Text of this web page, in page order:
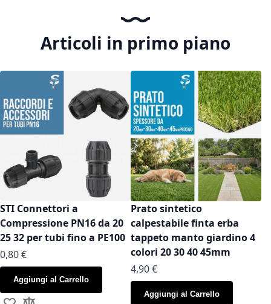
Articoli in primo piano
STI Connettori a
Compressione PN16 da 20
25 32 per tubi fino a PE100
As low as
0,80 €
Aggiungi al Carrello
Prato sintetico
calpestabile finta erba
tappeto manto giardino 4
colori 20 30 40 45mm
As low as
4,90 €
Aggiungi al Carrello